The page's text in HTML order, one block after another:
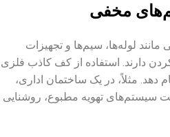
مخفی
لوله‌ها، سیم‌ها و تجهیزات
دارند. استفاده از کف کاذب فلزی
دهد. مثلاً، در یک ساختمان اداری،
سیستم‌های تهویه مطبوع، روشنایی